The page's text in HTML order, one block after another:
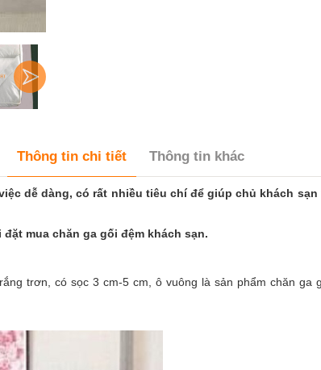
Thông tin chi tiết Thông tin khác
dễ dàng, có rất nhiều tiêu chí để giúp chủ khách
mua chăn ga gối đệm khách sạn.
trơn, có sọc 3 cm-5 cm, ô vuông là sản phẩm chăn